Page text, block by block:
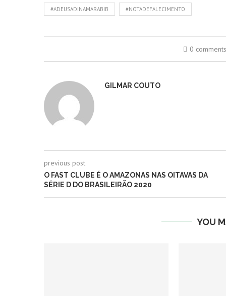
#ADEUSADINAMARABIB #NOTADEFALECIMENTO
0
GILMAR COUTO
previous post
O FAST CLUBE É O AMAZONAS NAS OITAVAS DA
SÉRIE D DO BRASILEIRÃO 2020
YOU